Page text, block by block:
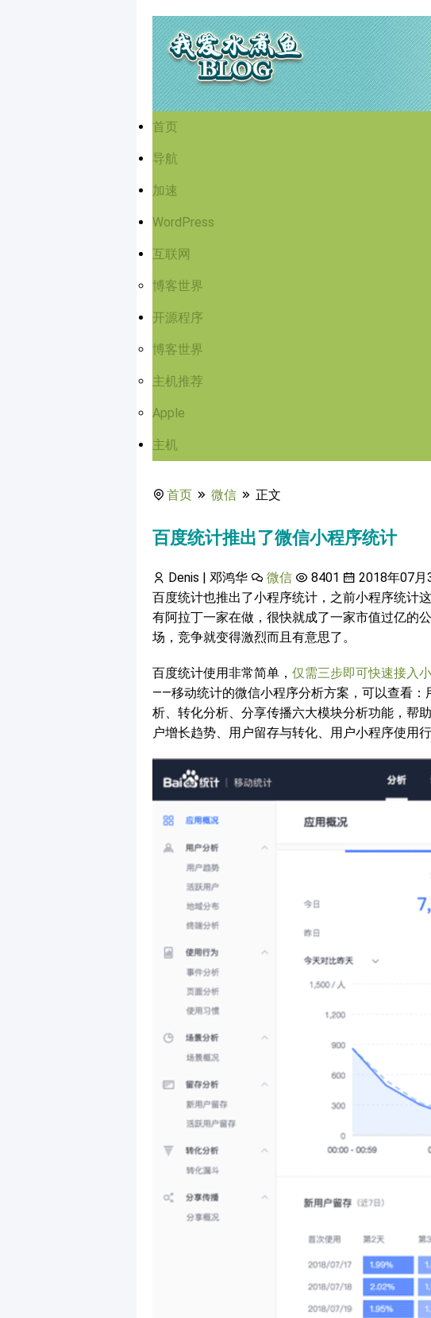
首页
导航
加速
WordPress
互联网
博客世界
开源程序
博客世界
主机推荐
Apple
主机
首页 微信 正文
百度统计推出了微信小程序统计
Denis | 邓鸿华 微信 8401
2018年07月
百度统计也推出了小程序统计，之前小程序统计
有阿拉丁一家在做，很快就成了一家市值过亿的
场，竞争就变得激烈而且有意思了。
百度统计使用非常简单， 仅需三步即可快速接入
——移动统计的微信小程序分析方案，可以查看
析、转化分析、分享传播六大模块分析功能，帮
户增长趋势、用户留存与转化、用户小程序使用